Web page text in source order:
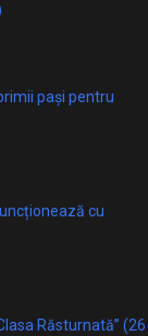
pași pentru
cu
Răsturnată” (26